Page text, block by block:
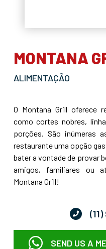
MONTANA
ALIMENTAÇÃO
O Montana Grill oferece
como cortes nobres,
porções. São inúmeras
restaurante uma opção
bater a vontade de provar
amigos, familiares ou
Montana Grill!
SEND US A